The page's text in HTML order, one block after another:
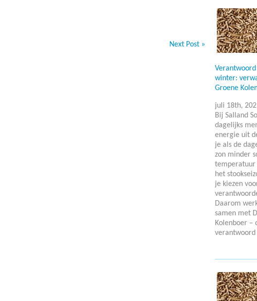
Next Post »
winter:
Groene
juli 18th,
Bij Salland
dagelijks
energie uit
je als de
zon minder
temperatuur
het
je kiezen
Daarom
samen met
Kolenboer –
verantwoord